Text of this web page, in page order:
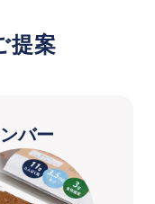
提案
バー